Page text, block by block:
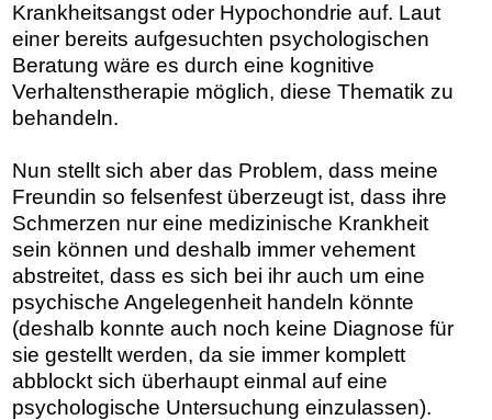
Krankheitsangst oder Hypochondrie auf. Laut
einer bereits aufgesuchten psychologischen
Beratung wäre es durch eine kognitive
Verhaltenstherapie möglich, diese Thematik zu
behandeln.
Nun stellt sich aber das Problem, dass meine
Freundin so felsenfest überzeugt ist, dass ihre
Schmerzen nur eine medizinische Krankheit
sein können und deshalb immer vehement
abstreitet, dass es sich bei ihr auch um eine
psychische Angelegenheit handeln könnte
(deshalb konnte auch noch keine Diagnose für
sie gestellt werden, da sie immer komplett
abblockt sich überhaupt einmal auf eine
psychologische Untersuchung einzulassen).